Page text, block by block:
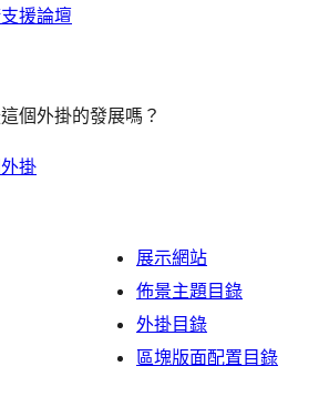
援論壇
個外掛的發展嗎？
掛
展示網站
佈景主題目錄
外掛目錄
區塊版面配置目錄